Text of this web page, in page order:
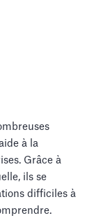
à la
Grâce à
ils se
difficiles à